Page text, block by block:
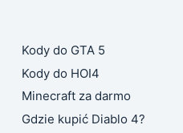
Kody do GTA 5
Kody do HOI4
Minecraft za darmo
Gdzie kupić Diablo 4?